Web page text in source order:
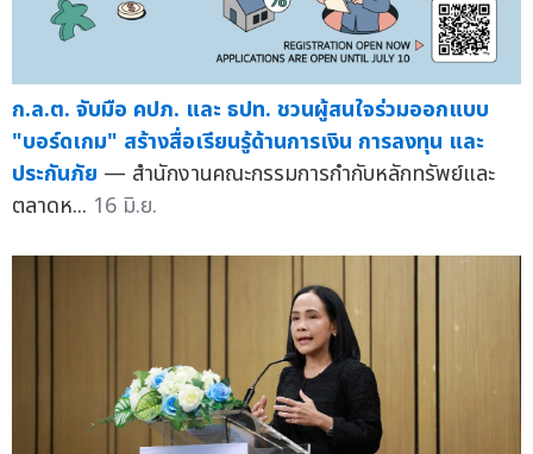
ก.ล.ต. จับมือ คปภ. และ ธปท. ชวนผู้สนใจร่วมออกแบบ
"บอร์ดเกม" สร้างสื่อเรียนรู้ด้านการเงิน การลงทุน และ
ประกันภัย — สำนักงานคณะกรรมการกำกับหลักทรัพย์และ
ตลาดห... 16 มิ.ย.